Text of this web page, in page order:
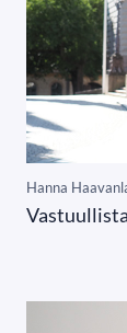
Hanna